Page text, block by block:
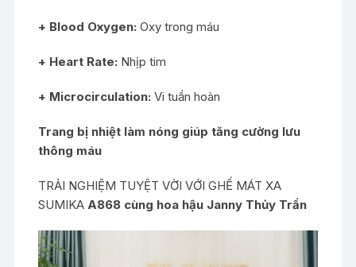
+ Blood Oxygen: Oxy trong máu
+ Heart Rate: Nhịp tim
+ Microcirculation: Vi tuần hoàn
Trang bị nhiệt làm nóng giúp tăng cường lưu
thông máu
TRẢI NGHIỆM TUYỆT VỜI VỚI GHẾ MÁT XA
SUMIKAA868 cùng hoa hậu Janny Thủy Trần